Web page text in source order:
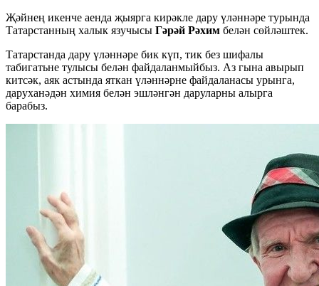
Җәйнең икенче аенда җыярга кирәкле дару үләннәре турында
Татарстанның халык язучысы Гәрәй Рәхим белән сөйләштек.
Татарстанда дару үләннәре бик күп, тик без шифалы
табигатьне тулысы белән файдаланмыйбыз. Аз гына авырып
китсәк, аяк астында яткан үләннәрне файдаланасы урынга,
даруханәдән химия белән эшләнгән даруларны алырга
барабыз.